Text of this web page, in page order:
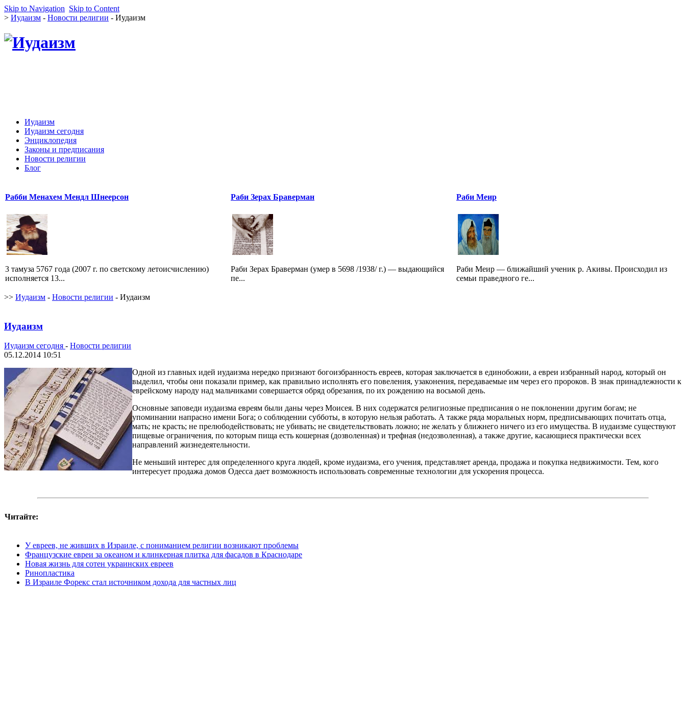
Skip to Navigation Skip to Content
> Иудаизм - Новости религии - Иудаизм
Иудаизм
Иудаизм сегодня
Энциклопедия
Законы и предписания
Новости религии
Блог
Рабби Менахем Мендл Шнеерсон
3 тамуза 5767 года (2007 г. по светскому летоисчислению)
исполняется 13...
Раби Зерах Браверман
Раби Зерах Браверман (умер в 5698 /1938/ г.) — выдающийся
пе...
Раби Меир
Раби Меир — ближайший ученик р. Акивы. Происходил из
семьи праведного ге...
>> Иудаизм - Новости религии - Иудаизм
Иудаизм
Иудаизм сегодня - Новости религии
05.12.2014 10:51
Одной из главных идей иудаизма нередко признают богоизбранность евреев, которая заключается в единобожии, а евреи избранный народ, который он
выделил, чтобы они показали пример, как правильно исполнять его повеления, узаконения, передаваемые им через его пророков. В знак принадлежности к
еврейскому народу над мальчиками совершается обряд обрезания, по их рождению на восьмой день.
Основные заповеди иудаизма евреям были даны через Моисея. В них содержатся религиозные предписания о не поклонении другим богам; не
упоминании напрасно имени Бога; о соблюдении субботы, в которую нельзя работать. А также ряда моральных норм, предписывающих почитать отца,
мать; не красть; не прелюбодействовать; не убивать; не свидетельствовать ложно; не желать у ближнего ничего из его имущества. В иудаизме существуют
пищевые ограничения, по которым пища есть кошерная (дозволенная) и трефная (недозволенная), а также другие, касающиеся практически всех
направлений жизнедеятельности.
Не меньший интерес для определенного круга людей, кроме иудаизма, его учения, представляет аренда, продажа и покупка недвижимости. Тем, кого
интересует продажа домов Одесса дает возможность использовать современные технологии для ускорения процесса.
Читайте:
У евреев, не живших в Израиле, с пониманием религии возникают проблемы
Французские евреи за океаном и клинкерная плитка для фасадов в Краснодаре
Новая жизнь для сотен украинских евреев
Ринопластика
В Израиле Форекс стал источником дохода для частных лиц